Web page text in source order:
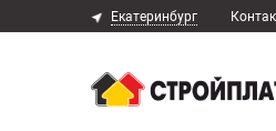
Екатеринбург